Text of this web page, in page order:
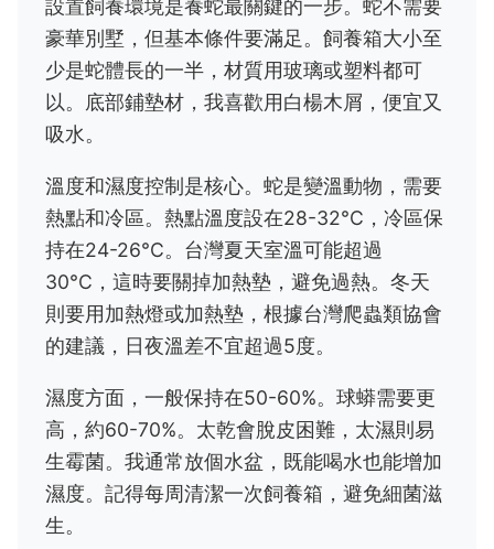
設置飼養環境是養蛇最關鍵的一步。蛇不需要
豪華別墅，但基本條件要滿足。飼養箱大小至
少是蛇體長的一半，材質用玻璃或塑料都可
以。底部鋪墊材，我喜歡用白楊木屑，便宜又
吸水。
溫度和濕度控制是核心。蛇是變溫動物，需要
熱點和冷區。熱點溫度設在28-32°C，冷區保
持在24-26°C。台灣夏天室溫可能超過
30°C，這時要關掉加熱墊，避免過熱。冬天
則要用加熱燈或加熱墊，根據台灣爬蟲類協會
的建議，日夜溫差不宜超過5度。
濕度方面，一般保持在50-60%。球蟒需要更
高，約60-70%。太乾會脫皮困難，太濕則易
生霉菌。我通常放個水盆，既能喝水也能增加
濕度。記得每周清潔一次飼養箱，避免細菌滋
生。